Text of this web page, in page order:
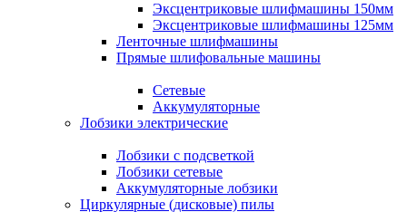
Эксцентриковые шлифмашины 150мм
Эксцентриковые шлифмашины 125мм
Ленточные шлифмашины
Прямые шлифовальные машины
Сетевые
Аккумуляторные
Лобзики электрические
Лобзики с подсветкой
Лобзики сетевые
Аккумуляторные лобзики
Циркулярные (дисковые) пилы